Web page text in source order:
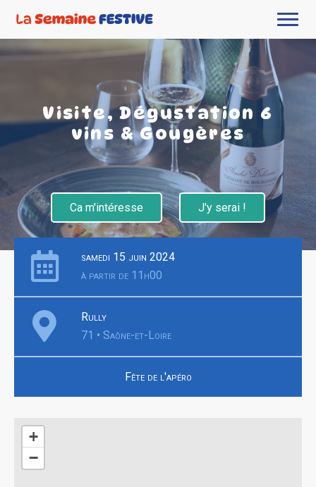
Visite, Dégustation 6
vins & Gougères
Ca m'intéresse J'y serai !
samedi 15 juin 2024
à partir de 11h00
Rully
71 • Saône-et-Loire
Fête de l'apéro
+
−